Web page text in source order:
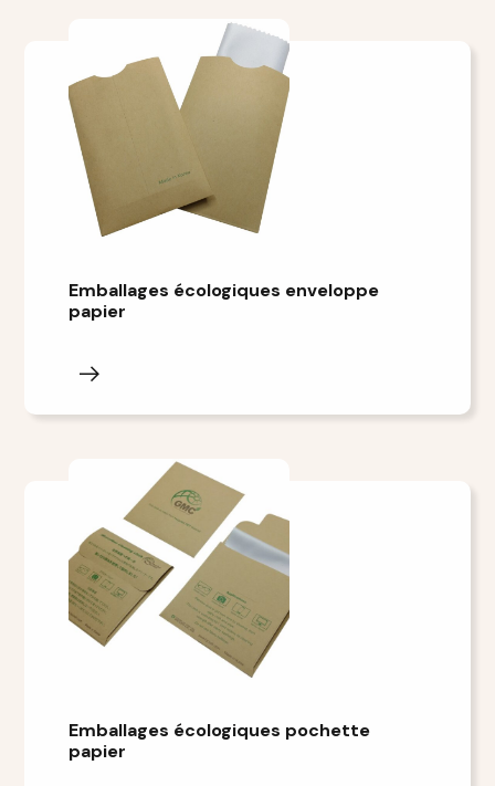
Emballages écologiques enveloppe
papier
Emballages écologiques pochette
papier